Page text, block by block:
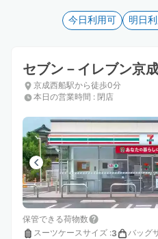
the
keyboard
shortcuts
for
changing
dates.
mark
key
the
keyboard
shortcuts
for
changing
dates.
今日利用可 明日
セブン－イレブン京
京成西船駅から徒歩0分
本日の営業時間 : 閉店
保管できる荷物数
スーツケースサイズ :3 バッグ